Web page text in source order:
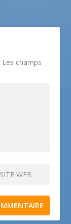
Les champs